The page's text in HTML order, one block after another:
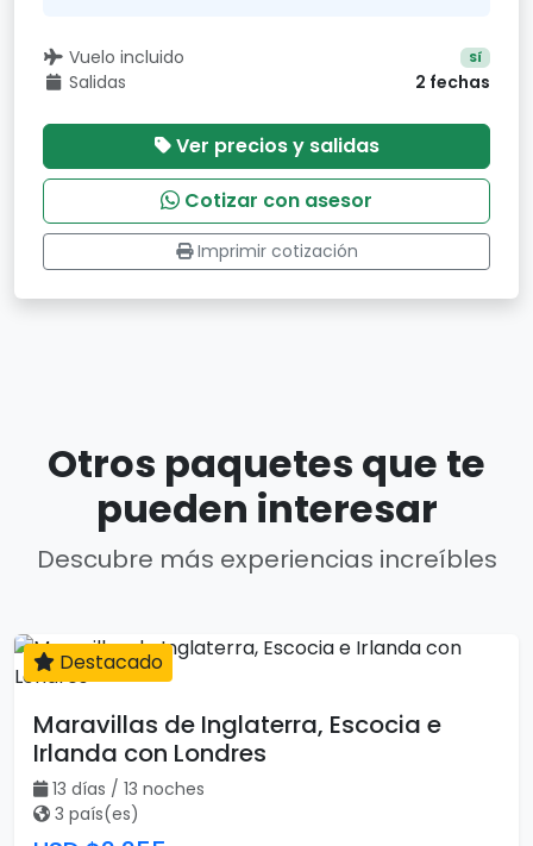
Vuelo incluido Sí
Salidas 2 fechas
Ver precios y salidas
Cotizar con asesor
Imprimir cotización
Otros paquetes que te
pueden interesar
Descubre más experiencias increíbles
Destacado